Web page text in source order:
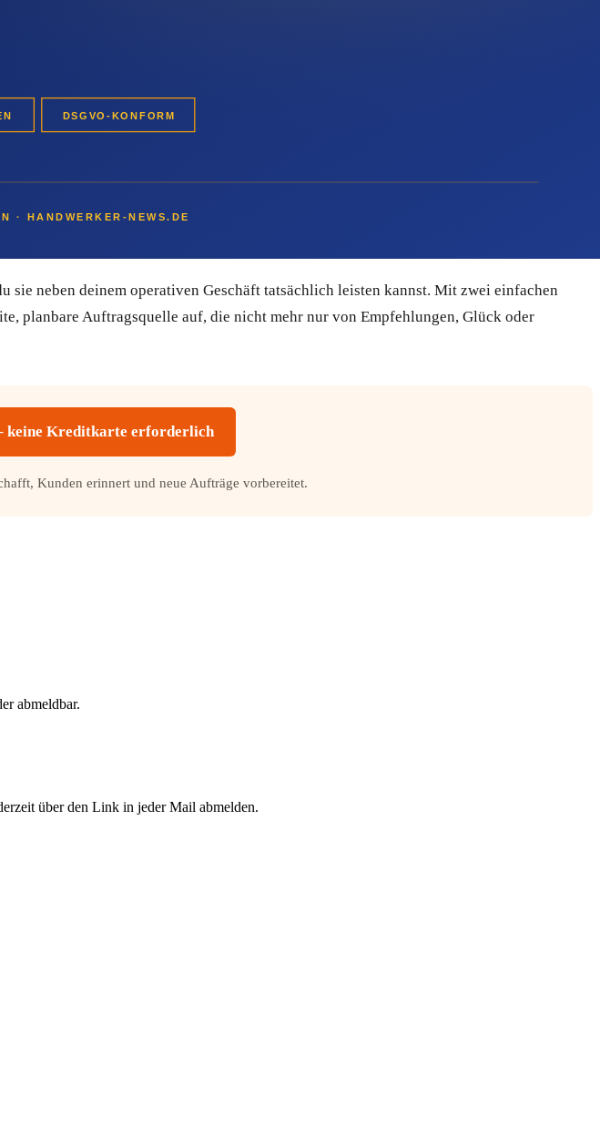
Wenn der nächste Auftrag entsteht – die alte Treppe muss aufgearbeitet werden,
industriell. Genau deshalb lohnt sich strukturiertes E-Mail-Marketing für deine Branche
neben deinem operativen Geschäft tatsächlich leisten kannst. Mit zwei einfachen
planbare Auftragsquelle auf, die nicht mehr nur von Empfehlungen, Glück oder
keine Kreditkarte erforderlich
Kunden erinnert und neue Aufträge vorbereitet.
abmeldbar.
über den Link in jeder Mail abmelden.